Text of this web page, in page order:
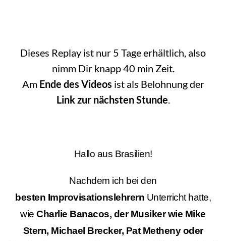
Dieses Replay ist nur 5 Tage erhältlich, also
nimm Dir knapp 40 min Zeit.
Am Ende des Videos ist als Belohnung der
Link zur nächsten Stunde
Hallo aus Brasilien!
Nachdem ich bei den
besten Improvisationslehrern Unterricht hatte,
wieCharlie Banacos, der Musiker wie Mike
Stern, Michael Brecker, Pat Metheny oder